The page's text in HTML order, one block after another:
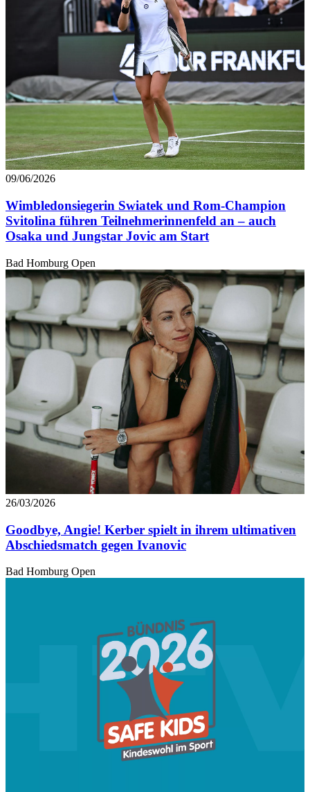
09/06/2026
Wimbledonsiegerin Swiatek und Rom-Champion
Svitolina führen Teilnehmerinnenfeld an – auch
Osaka und Jungstar Jovic am Start
Bad Homburg Open
26/03/2026
Goodbye, Angie! Kerber spielt in ihrem ultimativen
Abschiedsmatch gegen Ivanovic
Bad Homburg Open